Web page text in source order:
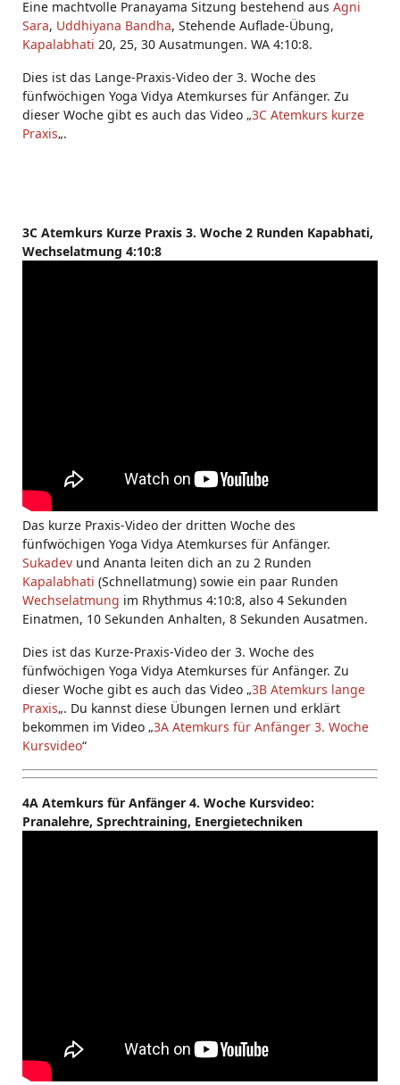
Eine machtvolle Pranayama Sitzung bestehend aus Agni
Sara, Uddhiyana Bandha, Stehende Auflade-Übung,
Kapalabhati 20, 25, 30 Ausatmungen. WA 4:10:8.
Dies ist das Lange-Praxis-Video der 3. Woche des
fünfwöchigen Yoga Vidya Atemkurses für Anfänger. Zu
dieser Woche gibt es auch das Video „3C Atemkurs kurze
Praxis„.
3C Atemkurs Kurze Praxis 3. Woche 2 Runden Kapabhati,
Wechselatmung 4:10:8
Das kurze Praxis-Video der dritten Woche des
fünfwöchigen Yoga Vidya Atemkurses für Anfänger.
Sukadev und Ananta leiten dich an zu 2 Runden
Kapalabhati (Schnellatmung) sowie ein paar Runden
Wechselatmung im Rhythmus 4:10:8, also 4 Sekunden
Einatmen, 10 Sekunden Anhalten, 8 Sekunden Ausatmen.
Dies ist das Kurze-Praxis-Video der 3. Woche des
fünfwöchigen Yoga Vidya Atemkurses für Anfänger. Zu
dieser Woche gibt es auch das Video „3B Atemkurs lange
Praxis„. Du kannst diese Übungen lernen und erklärt
bekommen im Video „3A Atemkurs für Anfänger 3. Woche
Kursvideo“
4A Atemkurs für Anfänger 4. Woche Kursvideo:
Pranalehre, Sprechtraining, Energietechniken